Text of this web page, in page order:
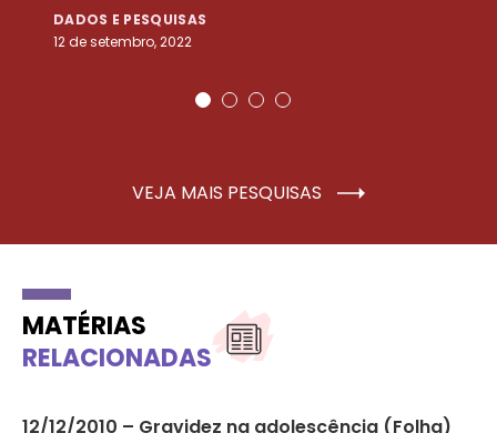
DADOS E PESQUISAS
12 de setembro, 2022
VEJA MAIS PESQUISAS
MATÉRIAS
RELACIONADAS
12/12/2010 – Gravidez na adolescência (Folha)